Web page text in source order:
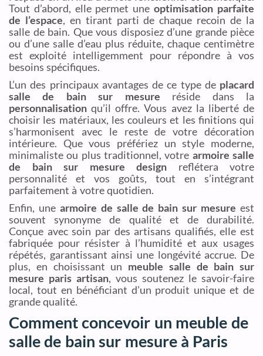
Tout d’abord, elle permet uneoptimisation parfaite
de l’espace, en tirant parti de chaque recoin de la
salle de bain. Que vous disposiez d’une grande pièce
ou d’une salle d’eau plus réduite, chaque centimètre
est exploité intelligemment pour répondre à vos
besoins spécifiques.
L’un des principaux avantages de ce type de placard
salle de bain sur mesure réside dans la
personnalisation qu’il offre. Vous avez la liberté de
choisir les matériaux, les couleurs et les finitions qui
s’harmonisent avec le reste de votre décoration
intérieure. Que vous préfériez un style moderne,
minimaliste ou plus traditionnel, votre armoire salle
de bain sur mesure design reflétera votre
personnalité et vos goûts, tout en s’intégrant
parfaitement à votre quotidien.
Enfin, une armoire de salle de bain sur mesure est
souvent synonyme de qualité et de durabilité.
Conçue avec soin par des artisans qualifiés, elle est
fabriquée pour résister à l’humidité et aux usages
répétés, garantissant ainsi une longévité accrue. De
plus, en choisissant un meuble salle de bain sur
mesure paris artisan, vous soutenez le savoir-faire
local, tout en bénéficiant d’un produit unique et de
grande qualité.
Comment concevoir un meuble de
salle de bain sur mesure à Paris